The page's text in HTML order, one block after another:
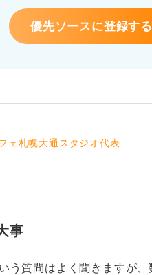
優先ソースに登録する
ェ札幌大通スタジオ代表
事
う質問はよく聞きますが、